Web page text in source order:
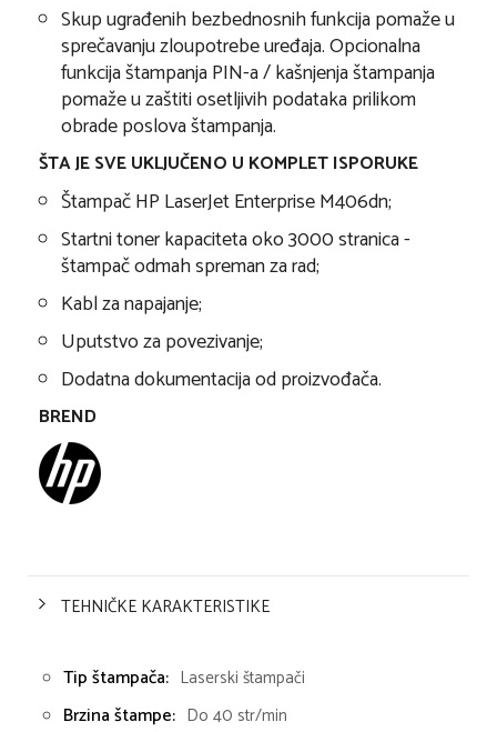
Skup ugrađenih bezbednosnih funkcija pomaže u
sprečavanju zloupotrebe uređaja. Opcionalna
funkcija štampanja PIN-a / kašnjenja štampanja
pomaže u zaštiti osetljivih podataka prilikom
obrade poslova štampanja.
ŠTA JE SVE UKLJUČENO U KOMPLET ISPORUKE
Štampač HP LaserJet Enterprise M406dn;
Startni toner kapaciteta oko 3000 stranica -
štampač odmah spreman za rad;
Kabl za napajanje;
Uputstvo za povezivanje;
Dodatna dokumentacija od proizvođača.
BREND
TEHNIČKE KARAKTERISTIKE
Tip štampača: Laserski štampači
Brzina štampe: Do 40 str/min